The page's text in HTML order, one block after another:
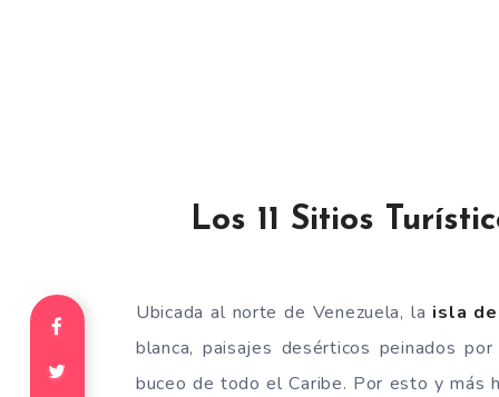
Los 11 Sitios
Ubicada al norte de Venezuela, la isla
blanca, paisajes desérticos peinados
buceo de todo el Caribe. Por esto y